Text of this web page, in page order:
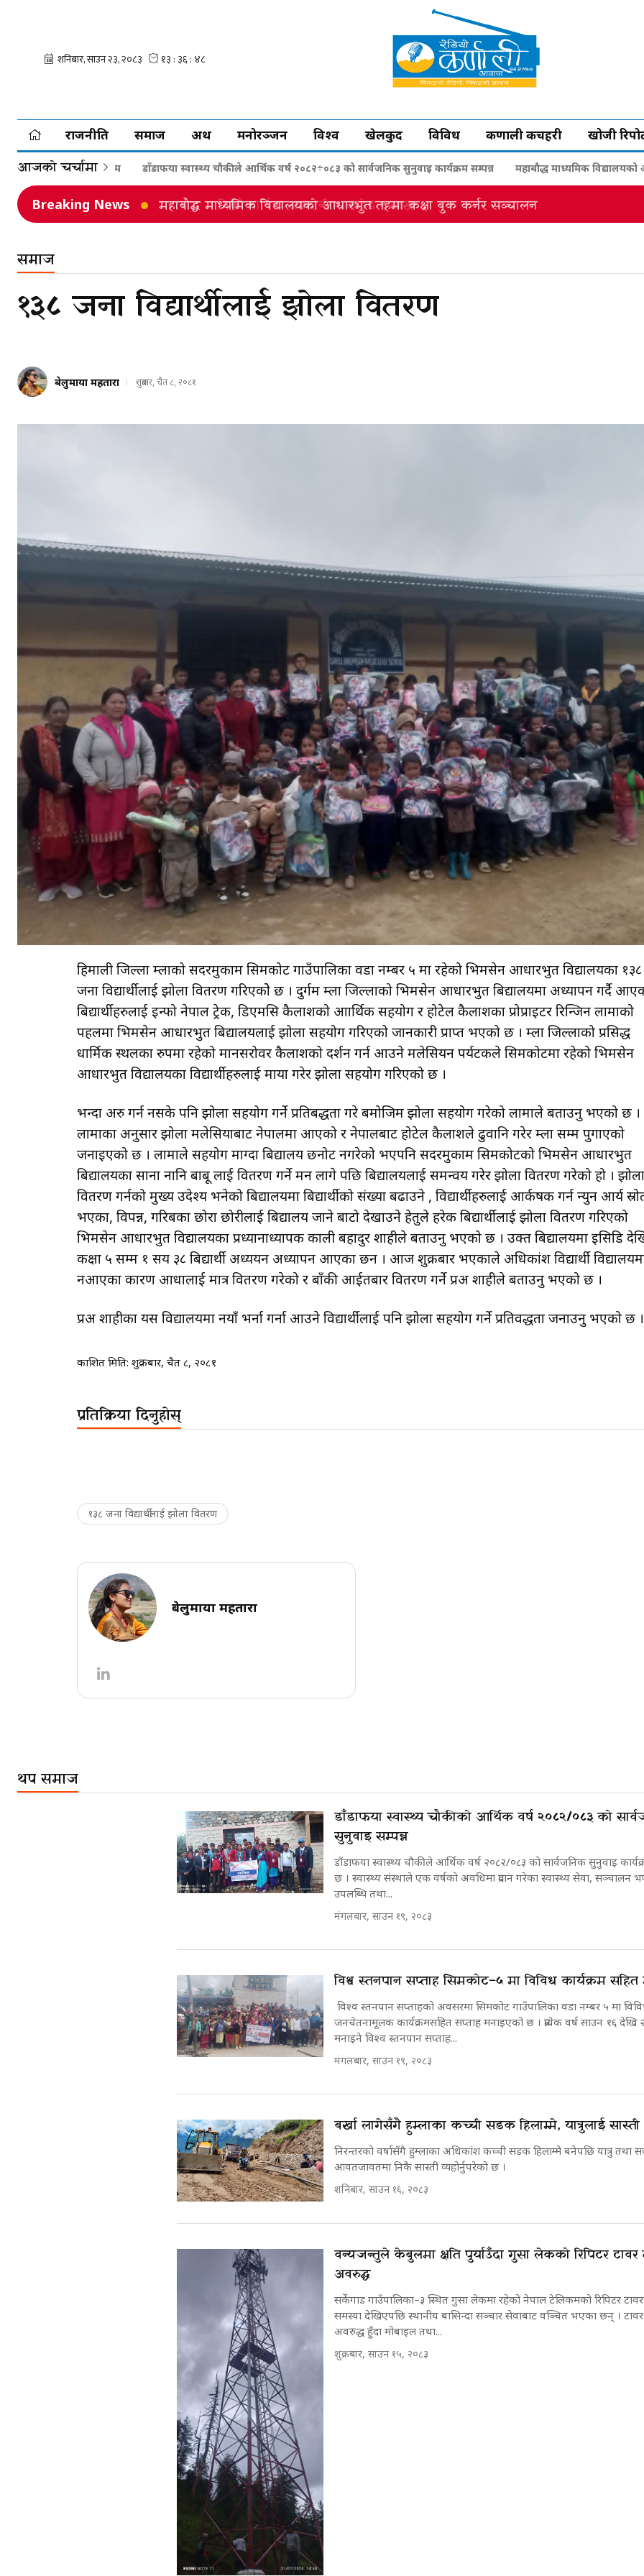
राजनीति समाज अर्थ मनोरञ्जन विश्व खेलकुद विविध कर्णाली कचहरी खोजी
आजको चर्चामा
मा विविध कार्यक्रम डाँडाफया स्वास्थ्य चौकीले आर्थिक वर्ष २०८२÷०८३ को सार्वजनिक सुनुवाइ कार्यक्रम सम्पन्न महाबौद्ध माध्यमिक विद्यालयको
Breaking News महाबौद्ध माविको वार्षिक आम्दानी २ करोड १ लाख
समाज
१३८ जना विद्यार्थीलाई झोला वितरण
बेलुमाया महतारा शुक्रबार, चैत ८, २०८१
हिमाली जिल्ला हुम्लाको सदरमुकाम सिमकोट गाउँपालिका वडा नम्बर ५ मा रहेको भिमसेन आधारभुत विद्यालयका १३८
जना विद्यार्थीलाई झोला वितरण गरिएकोे छ । दुर्गम हुम्ला जिल्लाको भिमसेन आधारभुत बिद्यालयमा अध्यापन गर्दै
बिद्यार्थीहरुलाई इन्फो नेपाल ट्रेक, डिएमसि कैलाशको आार्थिक सहयोग र होटेल कैलाशका प्रोप्राइटर रिन्जिन लामाको
पहलमा भिमसेन आधारभुत बिद्यालयलाई झोला सहयोग गरिएको जानकारी प्राप्त भएको छ । हुम्ला जिल्लाको प्रसिद्ध
धार्मिक स्थलका रुपमा रहेको मानसरोवर कैलाशको दर्शन गर्न आउने मलेसियन पर्यटकले सिमकोटमा रहेको भिमसेन
आधारभुत विद्यालयका विद्यार्थीहरुलाई माया गरेर झोला सहयोग गरिएको छ ।
भन्दा अरु गर्न नसके पनि झोला सहयोग गर्ने प्रतिबद्धता गरे बमोजिम झोला सहयोग गरेको लामाले बताउनु भएको छ ।
लामाका अनुसार झोला मलेसियाबाट नेपालमा आएको र नेपालबाट होटेल कैलाशले ढुवानि गरेर हुम्ला सम्म पुगाएको
जनाइएको छ । लामाले सहयोग माग्दा बिद्यालय छनोट नगरेको भएपनि सदरमुकाम सिमकोटको भिमसेन आधारभुत
बिद्यालयका साना नानि बाबू लाई वितरण गर्ने मन लागे पछि बिद्यालयलाई समन्वय गरेर झोला वितरण गरेको हो । झोला
वितरण गर्नको मुख्य उदेश्य भनेको बिद्यालयमा बिद्यार्थीको संख्या बढाउने , विद्यार्थीहरुलाई आर्कषक गर्न न्युन आर्य
भएका, विपन्न, गरिबका छोरा छोरीलाई बिद्यालय जाने बाटो देखाउने हेतुले हरेक बिद्यार्थीलाई झोला वितरण गरिएको
भिमसेन आधारभुत विद्यालयका प्रध्यानाध्यापक काली बहादुर शाहीले बताउनु भएको छ । उक्त बिद्यालयमा इसिडि
कक्षा ५ सम्म १ सय ३८ बिद्यार्थी अध्ययन अध्यापन आएका छन । आज शुक्रबार भएकाले अधिकांश विद्यार्थी
नआएका कारण आधालाई मात्र वितरण गरेको र बाँकी आईतबार वितरण गर्ने प्रअ शाहीले बताउनु भएको छ ।
प्रअ शाहीका यस विद्यालयमा नयाँ भर्ना गर्ना आउने विद्यार्थीलाई पनि झोला सहयोग गर्ने प्रतिवद्धता जनाउनु भएको छ ।
प्रकाशित मिति: शुक्रबार, चैत ८, २०८१
प्रतिक्रिया दिनुहोस्
१३८ जना विद्यार्थीलाई झोला वितरण
बेलुमाया महतारा
थप समाज
डाँडाफया स्वास्थ्य चौकीको आर्थिक वर्ष २०८२/०८३ को
सुनुवाइ सम्पन्न
डाँडाफया स्वास्थ्य चौकीले आर्थिक वर्ष २०८२/०८३ को सार्वजनिक सुनुवाइ
छ । स्वास्थ्य संस्थाले एक वर्षको अवधिमा प्रदान गरेका स्वास्थ्य सेवा, सञ्चालन
उपलब्धि तथा...
मंगलबार, साउन १९, २०८३
विश्व स्तनपान सप्ताह सिमकोट–५ मा विविध कार्यक्रम सहित
विश्व स्तनपान सप्ताहको अवसरमा सिमकोट गाउँपालिका वडा नम्बर ५ मा
जनचेतनामूलक कार्यक्रमसहित सप्ताह मनाइएको छ । प्रत्येक वर्ष साउन १६ देखि
मनाइने विश्व स्तनपान सप्ताह...
मंगलबार, साउन १९, २०८३
बर्खा लागेसँगै हुम्लाका कच्ची सडक हिलाम्मे, यात्रुलाई सास्ती
निरन्तरको वर्षासँगै हुम्लाका अधिकांश कच्ची सडक हिलाम्मे बनेपछि यात्रु तथा
आवतजावतमा निकै सास्ती व्यहोर्नुपरेको छ ।
शनिबार, साउन १६, २०८३
वन्यजन्तुले केबुलमा क्षति पुर्याउँदा गुसा लेकको रिपिटर
अवरुद्ध
सर्केगाड गाउँपालिका–३ स्थित गुसा लेकमा रहेको नेपाल टेलिकमको रिपिटर
समस्या देखिएपछि स्थानीय बासिन्दा सञ्चार सेवाबाट वञ्चित भएका छन् ।
अवरुद्ध हुँदा मोबाइल तथा...
शुक्रबार, साउन १५, २०८३